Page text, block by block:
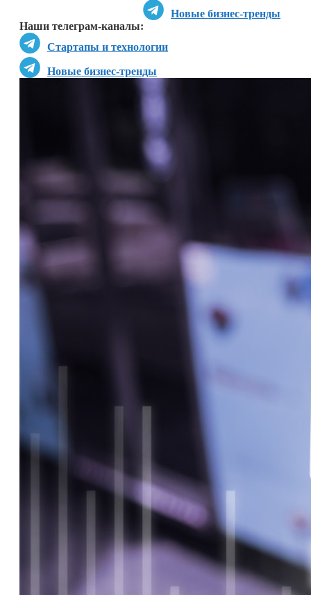
Новые бизнес-тренды
Наши телеграм-каналы:
Стартапы и технологии
Новые бизнес-тренды